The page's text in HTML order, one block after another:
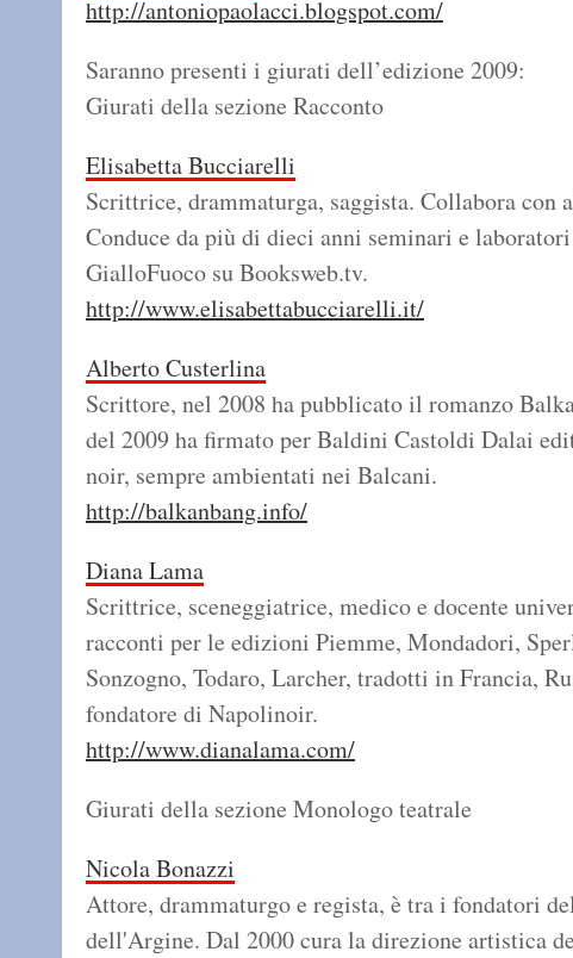
http://antoniopaolacci.blogspot.com/
Saranno presenti i giurati dell’edizione 2009:
Giurati della sezione Racconto
Elisabetta Bucciarelli
Scrittrice, drammaturga, saggista. Collabora con
Conduce da più di dieci anni seminari e
GialloFuoco su Booksweb.tv.
http://www.elisabettabucciarelli.it/
Alberto Custerlina
Scrittore, nel 2008 ha pubblicato il romanzo
del 2009 ha firmato per Baldini Castoldi Dalai
noir, sempre ambientati nei Balcani.
http://balkanbang.info/
Diana Lama
Scrittrice, sceneggiatrice, medico e docente
racconti per le edizioni Piemme, Mondadori,
Sonzogno, Todaro, Larcher, tradotti in Francia,
fondatore di Napolinoir.
http://www.dianalama.com/
Giurati della sezione Monologo teatrale
Nicola Bonazzi
Attore, drammaturgo e regista, è tra i fondatori
dell'Argine. Dal 2000 cura la direzione artistica